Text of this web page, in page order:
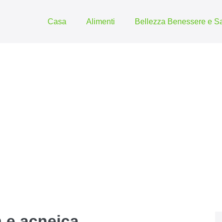
Casa Alimenti Bellezza Benessere e